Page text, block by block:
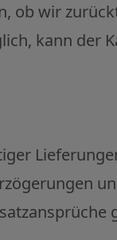
ob wir
kann der